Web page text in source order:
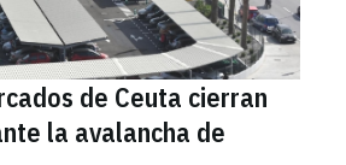
de Ceuta cierran
la avalancha de